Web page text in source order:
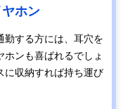
ホン
勤する方には、耳穴を
ンも喜ばれるでしょ
に収納すれば持ち運び